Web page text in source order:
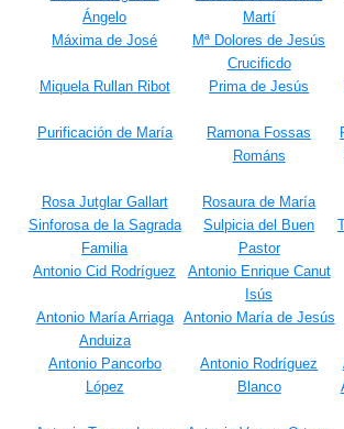
Ángelo
Martí
Máxima de José
Mª Dolores de Jesús
Crucificdo
Miquela Rullan Ribot
Prima de Jesús
Purificación de María
Ramona Fossas
Románs
Rosa Jutglar Gallart
Rosaura de María
Sinforosa de la Sagrada
Familia
Sulpicia del Buen
Pastor
Antonio Cid Rodríguez
Antonio Enrique Canut
Isús
Antonio María Arriaga
Anduiza
Antonio María de Jesús
Antonio Pancorbo
López
Antonio Rodríguez
Blanco